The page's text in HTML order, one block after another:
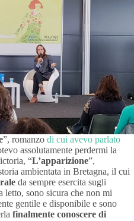
”, romanzo di cui avevo parlato
assolutamente perdermi la
“L’apparizione”,
ambientata in Bretagna, il cui
da sempre esercita sugli
letto, sono sicura che non mi
gentile e disponibile e sono
finalmente conoscere di